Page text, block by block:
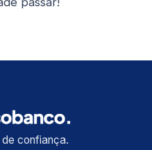
confiança.